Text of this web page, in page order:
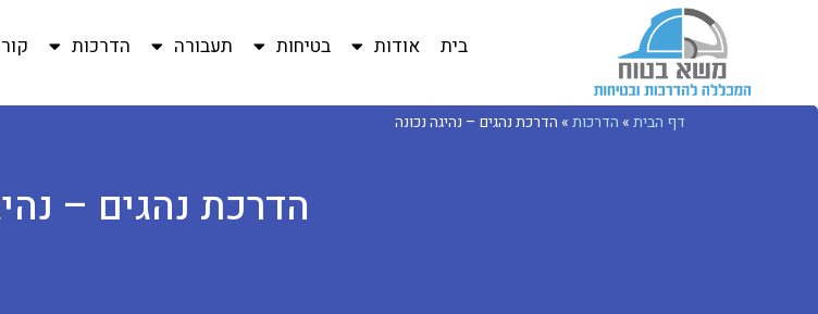
בית אודות בטיחות תעבורה הדרכות
דף הבית» הדרכות» הדרכת נהגים – נהיגה נכונה
הדרכת נהגים –